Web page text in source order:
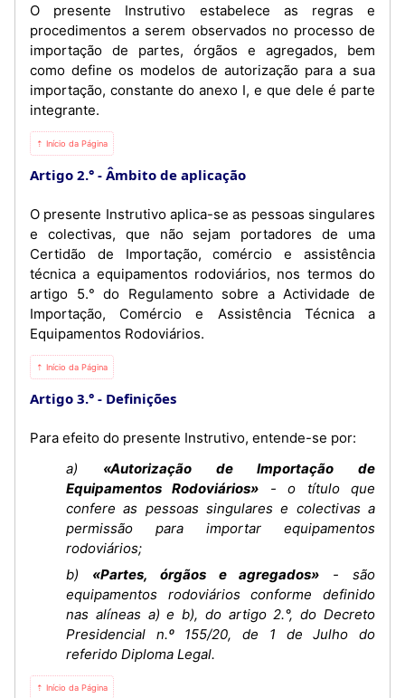
O presente Instrutivo estabelece as regras e
procedimentos a serem observados no processo de
importação de partes, órgãos e agregados, bem
como define os modelos de autorização para a sua
importação, constante do anexo I, e que dele é parte
integrante.
⇡ Início da Página
Artigo 2.° Âmbito de aplicação
O presente Instrutivo aplica-se as pessoas singulares
e colectivas, que não sejam portadores de uma
Certidão de Importação, comércio e assistência
técnica a equipamentos rodoviários, nos termos do
artigo 5.° do Regulamento sobre a Actividade de
Importação, Comércio e Assistência Técnica a
Equipamentos Rodoviários.
⇡ Início da Página
Artigo 3.° Definições
Para efeito do presente Instrutivo, entende-se por:
a) «Autorização de Importação de
Equipamentos Rodoviários» - o título que
confere as pessoas singulares e colectivas a
permissão para importar equipamentos
rodoviários;
b) «Partes, órgãos e agregados» - são
equipamentos rodoviários conforme definido
nas alíneas a) e b), do artigo 2.°, do Decreto
Presidencial n.º 155/20, de 1 de Julho do
referido Diploma Legal.
⇡ Início da Página